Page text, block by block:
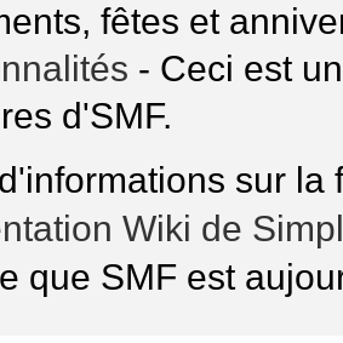
fêtes et
- Ceci est
d'SMF.
sur
Wiki de
que SMF est